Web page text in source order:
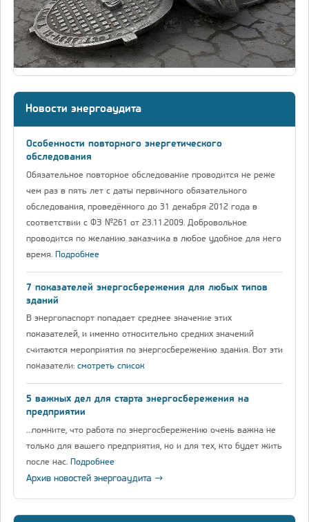
Новости энергоаудита
Особенности повторного энергетического
обследования
Обязательное повторное обследование проводится не реже
чем раз в пять лет с даты первичного обязательного
обследования, проведённого до 31 декабря 2012 года в
соответствии с ФЗ №261 от 23.11.2009. Добровольное
проводится по желанию заказчика в любое удобное для него
время. Подробнее
7 показателей энергосбережения для любых типов
зданий
В энергопаспорт попадает среднее значение этих
показателей, и именно относительно средних значений
считаются мероприятия по энергосбережению здания. Вот эти
показатели: смотреть список
5 важных дел для старта энергосбережения на
предприятии
…помните, что работа по энергосбережению очень важна не
только для вашего предприятия, но и для тех, кто будет жить
после нас. Подробнее
Архив новостей энергоаудита →